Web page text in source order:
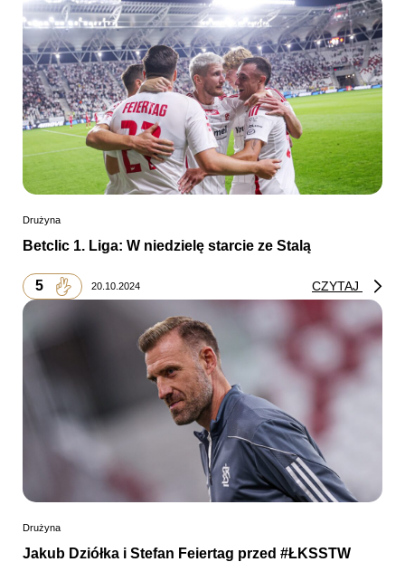
Drużyna
Betclic 1. Liga: W niedzielę starcie ze Stalą
5 20.10.2024 CZYTAJ
Drużyna
Jakub Dziółka i Stefan Feiertag przed #ŁKSSTW